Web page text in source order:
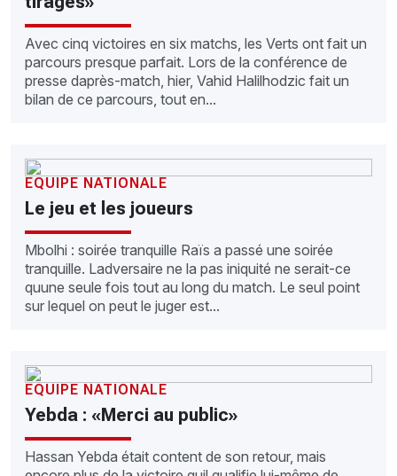
Avec cinq victoires en six matchs, les Verts ont fait un
parcours presque parfait. Lors de la conférence de
presse daprès-match, hier, Vahid Halilhodzic fait un
bilan de ce parcours, tout en...
EQUIPE NATIONALE
Le jeu et les joueurs
Mbolhi : soirée tranquille Raïs a passé une soirée
tranquille. Ladversaire ne la pas iniquité ne serait-ce
quune seule fois tout au long du match. Le seul point
sur lequel on peut le juger est...
EQUIPE NATIONALE
Yebda : «Merci au public»
Hassan Yebda était content de son retour, mais